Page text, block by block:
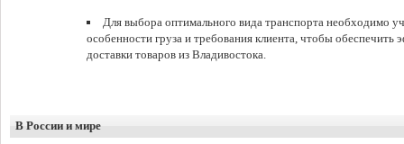
Для выбора оптимального вида транспорта необходимо
особенности груза и требования клиента, чтобы
доставки товаров из Владивостока.
В России и мире